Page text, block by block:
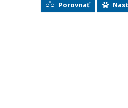
Porovnať